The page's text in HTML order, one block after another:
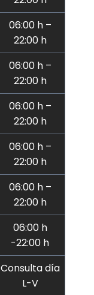
06:00 h –
22:00 h
06:00 h –
22:00 h
06:00 h –
22:00 h
06:00 h –
22:00 h
06:00 h –
22:00 h
06:00 h
-22:00 h
Consulta día
L-V